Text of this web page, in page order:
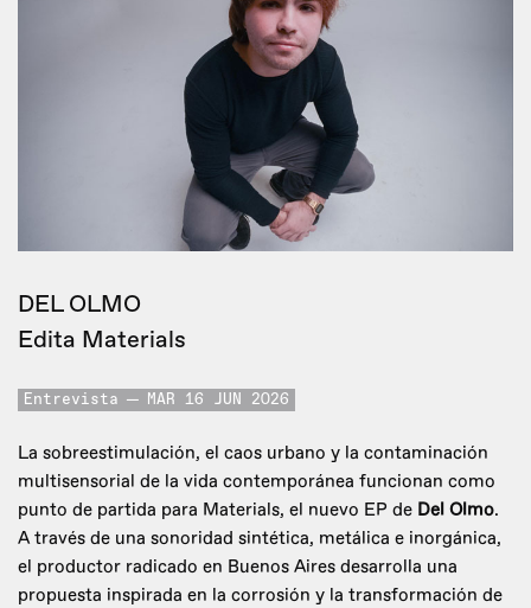
DEL OLMO
Edita Materials
Entrevista MAR 16 JUN 2026
La sobreestimulación, el caos urbano y la contaminación
multisensorial de la vida contemporánea funcionan como
punto de partida para Materials, el nuevo EP de Del Olmo.
A través de una sonoridad sintética, metálica e inorgánica,
el productor radicado en Buenos Aires desarrolla una
propuesta inspirada en la corrosión y la transformación de